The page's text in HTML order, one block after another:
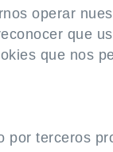
operar
que
que nos
por terceros